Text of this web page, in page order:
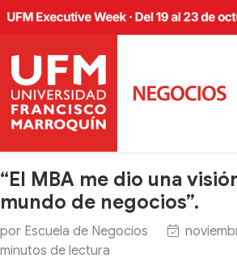
“El MBA me dio una
mundo de negocios”.
por Escuela de Negocios
minutos de lectura